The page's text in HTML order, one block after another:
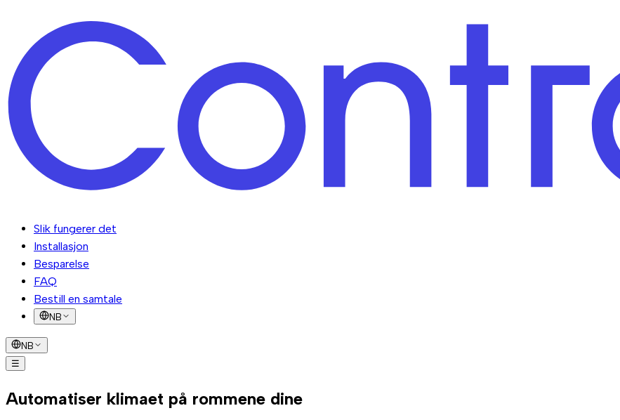
Slik fungerer det
Installasjon
Besparelse
FAQ
Bestill en samtale
NB
NB
☰
Automatiser klimaet på rommene dine